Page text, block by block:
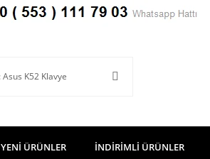
YENİ ÜRÜNLER İNDİRİMLİ ÜRÜNLER